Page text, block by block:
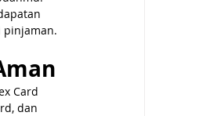
pinjaman.
Card
dan